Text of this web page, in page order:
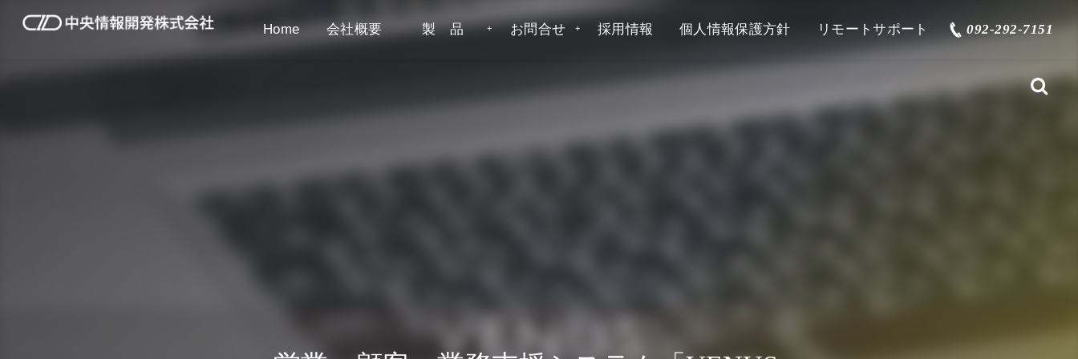
Home 会社概要 製 品 お問合せ 採用情報 個人情報保護方針 リモートサポート 092-292-7151